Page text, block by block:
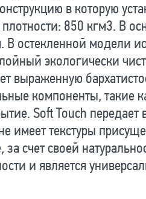
в которую
850 кгм3. В
остекленной модели
экологически
выраженную
компоненты, такие
Soft Touch
имеет текстуры
счет своей
и является